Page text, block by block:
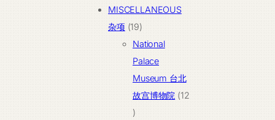
个
品
MISCELLANEOUS
杂项 1919
个
产
品
National
Palace
Museum 台北
故宫博物院 12
12